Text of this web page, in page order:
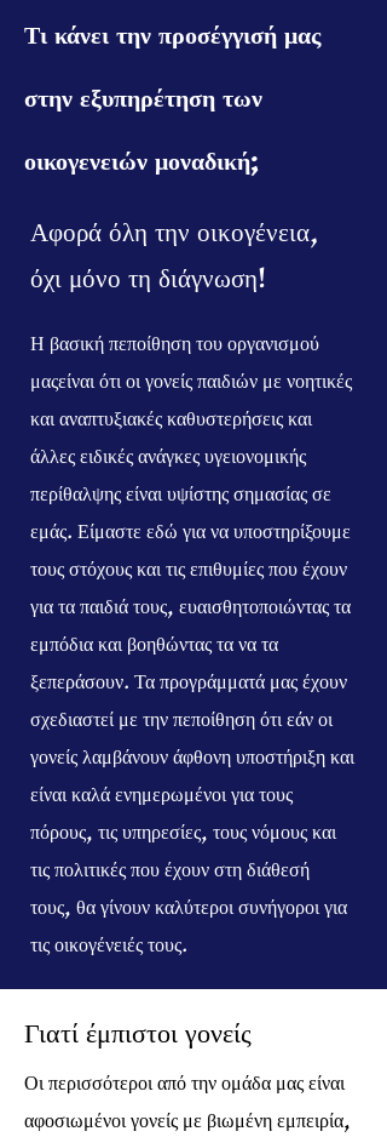
Τι κάνει την προσέγγισή μας
στην εξυπηρέτηση των
οικογενειών μοναδική;
Αφορά όλη την οικογένεια,
όχι μόνο τη διάγνωση!
Η βασική πεποίθηση του οργανισμού
μαςείναι ότι οι γονείς παιδιών με νοητικές
και αναπτυξιακές καθυστερήσεις και
άλλες ειδικές ανάγκες υγειονομικής
περίθαλψης είναι υψίστης σημασίαςσε
εμάς. Είμαστε εδώ για να υποστηρίξουμε
τους στόχους και τις επιθυμίες που έχουν
για τα παιδιά τους, ευαισθητοποιώντας τα
εμπόδια και βοηθώντας τα να τα
ξεπεράσουν. Τα προγράμματά μας έχουν
σχεδιαστεί με την πεποίθηση ότι εάν οι
γονείς λαμβάνουν άφθονη υποστήριξη και
είναι καλά ενημερωμένοι για τους
πόρους, τις υπηρεσίες, τους νόμους και
τις πολιτικές που έχουν στη διάθεσή
τους,θα γίνουν καλύτεροι συνήγοροι για
τις οικογένειές τους.
Γιατί έμπιστοι γονείς
Οι περισσότεροι από την ομάδα μας είναι
αφοσιωμένοι γονείς με βιωμένη εμπειρία,